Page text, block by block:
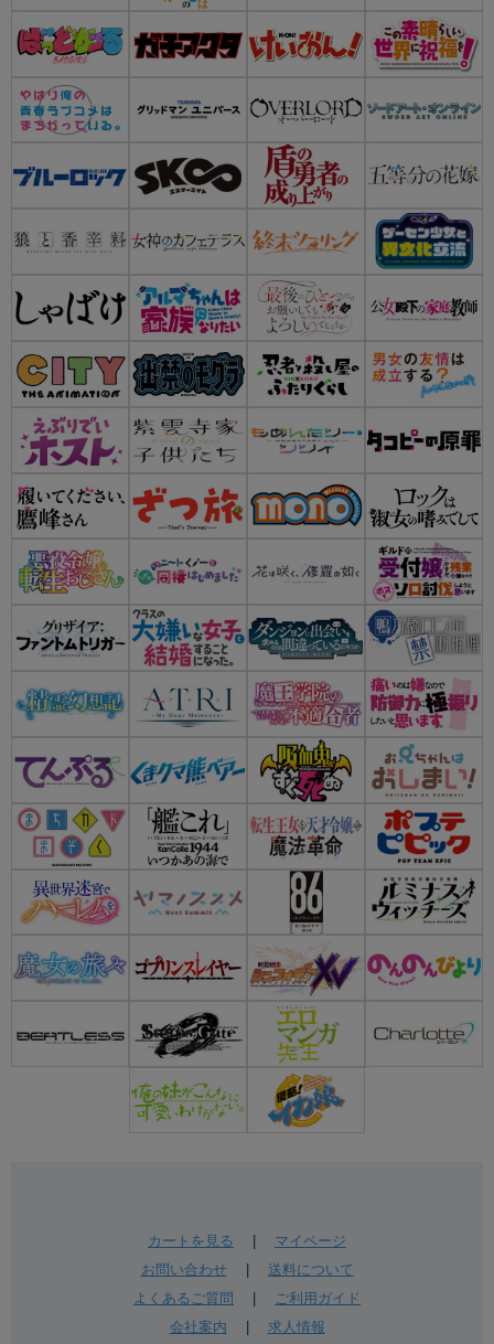
カートを見る
マイページ
お問い合わせ| 送料について
よくあるご質問
ご利用ガイド
会社案内
求人情報